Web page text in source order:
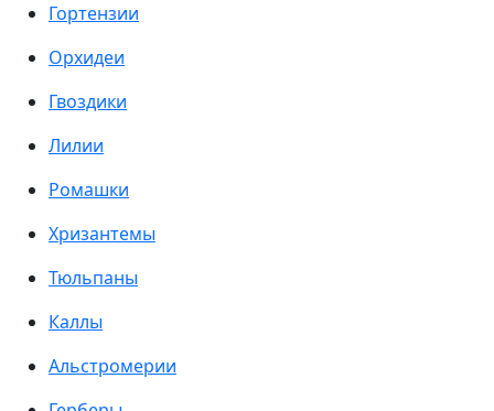
Гортензии
Орхидеи
Гвоздики
Лилии
Ромашки
Хризантемы
Тюльпаны
Каллы
Альстромерии